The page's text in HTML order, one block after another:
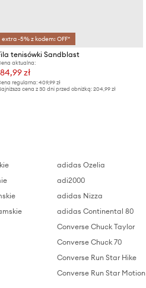
extra -5% z kodem: OFF*
tenisówki Sandblast
aktualna:
zł
regularna: 409,99 zł
cena z 30 dni przed obniżką: 204,99 zł
adidas Ozelia
adi2000
adidas Nizza
adidas Continental 80
Converse Chuck Taylor
Converse Chuck 70
Converse Run Star Hike
Converse Run Star Motion